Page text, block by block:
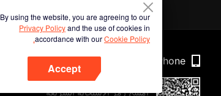
By using the website, you are agreeing to our
Privacy Policyand the use of cookies in
accordance with ourCookie Policy.
Accept
Phone
امسح رمز الاستجابة السريعة